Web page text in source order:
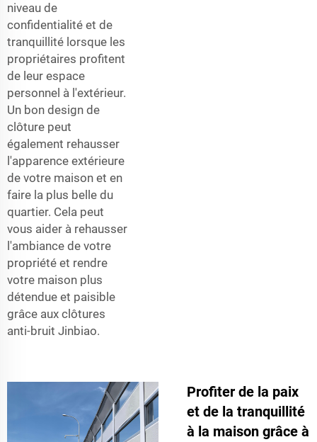
niveau de
confidentialité et de
tranquillité lorsque les
propriétaires profitent
de leur espace
personnel à l'extérieur.
Un bon design de
clôture peut
également rehausser
l'apparence extérieure
de votre maison et en
faire la plus belle du
quartier. Cela peut
vous aider à rehausser
l'ambiance de votre
propriété et rendre
votre maison plus
détendue et paisible
grâce aux clôtures
anti-bruit Jinbiao.
Profiter de la paix
et de la tranquillité
à la maison grâce à